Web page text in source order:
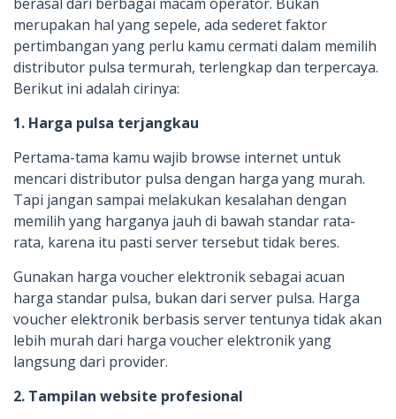
merupakan hal yang sepele, ada sederet faktor
pertimbangan yang perlu kamu cermati dalam memilih
distributor pulsa termurah, terlengkap dan terpercaya.
Berikut ini adalah cirinya:
1. Harga pulsa terjangkau
Pertama-tama kamu wajib browse internet untuk
mencari distributor pulsa dengan harga yang murah.
Tapi jangan sampai melakukan kesalahan dengan
memilih yang harganya jauh di bawah standar rata-
rata, karena itu pasti server tersebut tidak beres.
Gunakan harga voucher elektronik sebagai acuan
harga standar pulsa, bukan dari server pulsa. Harga
voucher elektronik berbasis server tentunya tidak akan
lebih murah dari harga voucher elektronik yang
langsung dari provider.
2. Tampilan website profesional